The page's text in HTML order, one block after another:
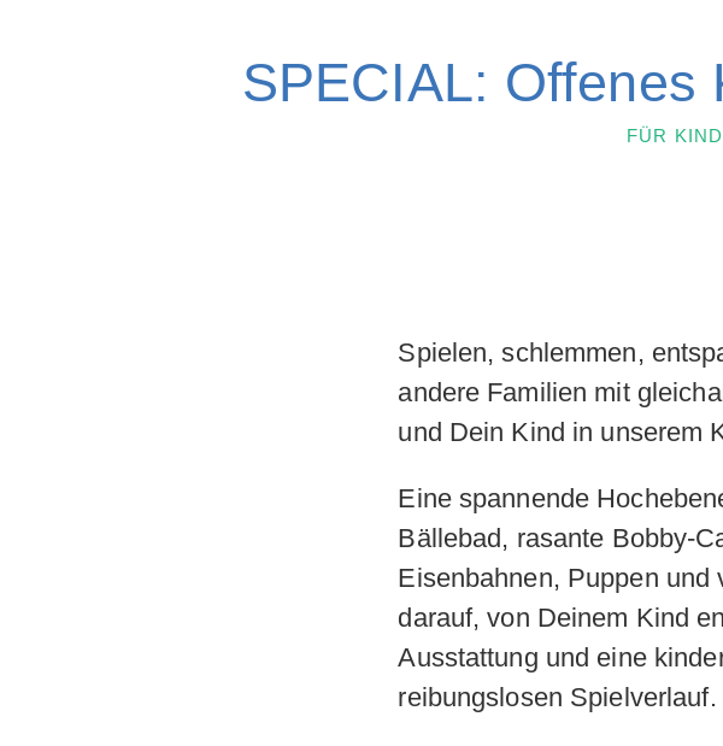
SPECIAL: Offenes
FÜR
Spielen, schlemmen,
andere Familien mit
und Dein Kind in unserem
Eine spannende
Bällebad, rasante Bobby-
Eisenbahnen, Puppen
darauf, von Deinem Kind
Ausstattung und eine
reibungslosen Spielverlauf.